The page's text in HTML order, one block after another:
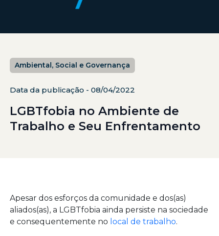
Ambiental, Social e Governança
Data da publicação - 08/04/2022
LGBTfobia no Ambiente de
Trabalho e Seu Enfrentamento
Apesar dos esforços da comunidade e dos(as)
aliados(as), a LGBTfobia ainda persiste na sociedade
e consequentemente no local de trabalho.